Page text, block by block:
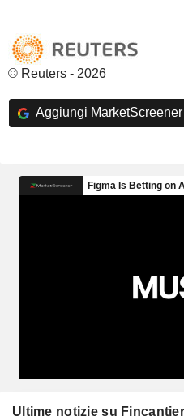
© Reuters - 2026
Aggiungi
Ultime notizie su